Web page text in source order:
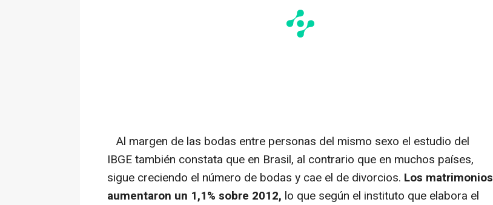
Al margen de las bodas entre personas del mismo sexo el estudio del
IBGE también constata que en Brasil, al contrario que en muchos países,
sigue creciendo el número de bodas y cae el de divorcios. Los matrimonios
aumentaron un 1,1% sobre 2012, lo que según el instituto que elabora el